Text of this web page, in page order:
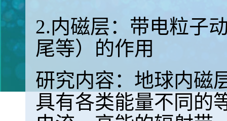
2.内磁层：带电粒子
尾等）的作用
研究内容：地球内磁
具有各类能量不同的